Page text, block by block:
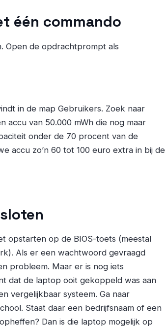
één commando
Open de opdrachtprompt als
in de map Gebruikers. Zoek naar
accu van 50.000 mWh die nog maar
onder de 70 procent van de
accu zo’n 60 tot 100 euro extra in bij de
opstarten op de BIOS-toets (meestal
Als er een wachtwoord gevraagd
probleem. Maar er is nog iets
dat de laptop ooit gekoppeld was aan
vergelijkbaar systeem. Ga naar
Staat daar een bedrijfsnaam of een
Dan is die laptop mogelijk op